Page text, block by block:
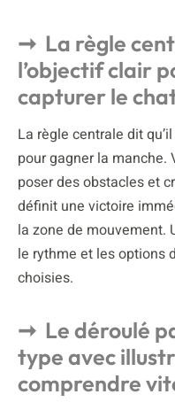
La règle
l’objectif clair
capturer le
La règle centrale dit
pour gagner la
poser des obstacles et
définit une victoire
la zone de mouvement.
le rythme et les options
choisies.
Le déroulé
type avec
comprendre